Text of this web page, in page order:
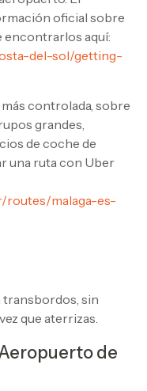
oficial sobre
encontrarlos aquí:
del-sol/getting-
controlada, sobre
grandes,
de coche de
una ruta con Uber
routes/malaga-es-
transbordos, sin
que aterrizas.
de